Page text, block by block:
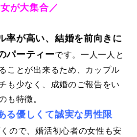
が大集合／
率が高い、結婚を前向きに
パーティーです。一人一人と
ことが出来るため、カップル
も少なく、成婚のご報告をい
も特徴。
る優しくて誠実な男性限
ので、婚活初心者の女性も安